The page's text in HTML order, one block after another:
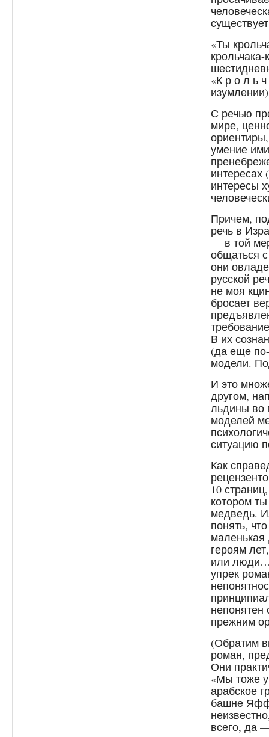
«Ты
«К р о л ь
С речью
мире,
умение
интересах
интересы
Причем,
речь в
— в той
общаться
они
русской
не моя
бросает
В их
(да еще
модели.
И это
другом,
льдины во
моделей
ситуацию
Как
10
котором
медведь.
понять,
маленькая
героям
или
упрек
непонятен
прежним
(Обратим
роман,
Они
«Мы тоже
арабское
башне
всего, да